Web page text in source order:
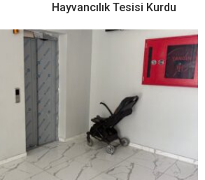
Hayvancılık Tesisi Kurdu